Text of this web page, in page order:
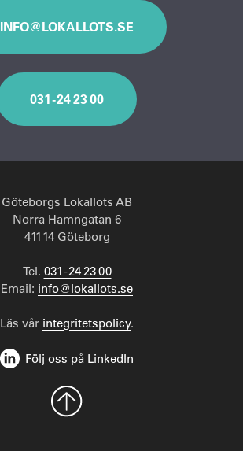
INFO@LOKALLOTS.SE
031 - 24 23 00
Göteborgs Lokallots AB
Norra Hamngatan 6
411 14 Göteborg
Tel. 031 - 24 23 00
Email: info@lokallots.se
Läs vår integritetspolicy.
Följ oss på LinkedIn